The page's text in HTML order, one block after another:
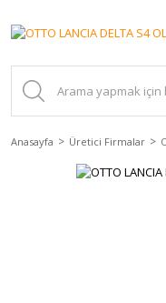
Anasayfa Üretici Firmalar